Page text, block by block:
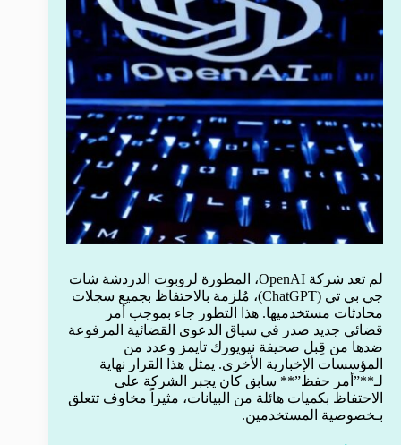
لم تعد شركة OpenAI، المطورة لروبوت الدردشة شات
جي بي تي (ChatGPT)، مُلزمة بالاحتفاظ بجميع سجلات
محادثات مستخدميها. هذا التطور جاء بموجب أمر
قضائي جديد صدر في سياق الدعوى القضائية المرفوعة
ضدها من قِبل صحيفة نيويورك تايمز وعدد من
المؤسسات الإخبارية الأخرى. يمثل هذا القرار نهاية
لـ**”أمر حفظ”** سابق كان يجبر الشركة على
الاحتفاظ بكميات هائلة من البيانات، مثيراً مخاوف تتعلق
بـخصوصية المستخدمين.